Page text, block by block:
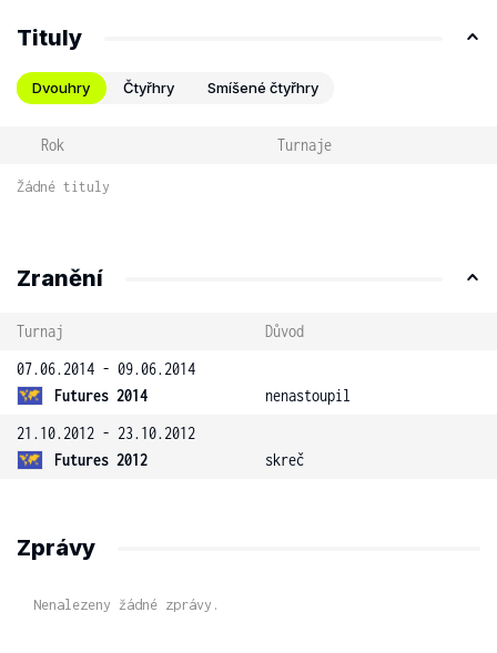
Tituly
Dvouhry Čtyřhry Smíšené čtyřhry
Rok Turnaje
Žádné tituly
Zranění
Turnaj
Důvod
07.06.2014 - 09.06.2014
Futures 2014
nenastoupil
21.10.2012 - 23.10.2012
Futures 2012
skreč
Zprávy
Nenalezeny žádné zprávy.